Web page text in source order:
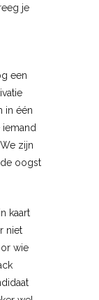
je
een
in één
iemand
zijn
oogst
kaart
niet
wie